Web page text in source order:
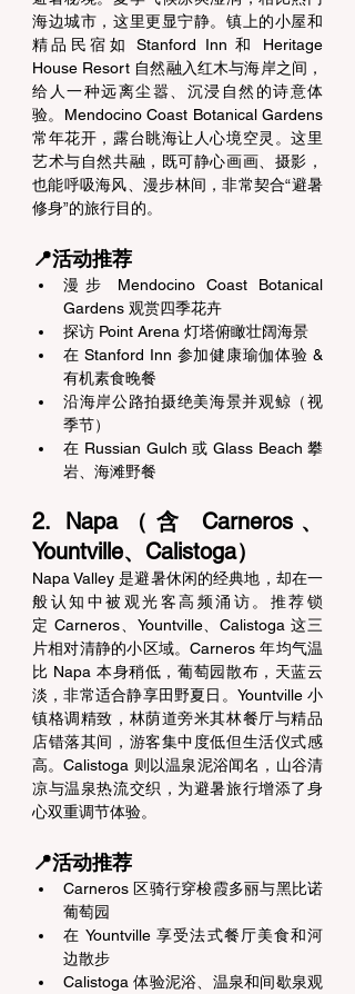
海边城市，这里更显宁静。镇上的小屋和
精品民宿如 Stanford Inn 和 Heritage
House Resort 自然融入红木与海岸之间，
给人一种远离尘嚣、沉浸自然的诗意体
验。Mendocino Coast Botanical Gardens
常年花开，露台眺海让人心境空灵。这里
艺术与自然共融，既可静心画画、摄影，
也能呼吸海风、漫步林间，非常契合“避暑
修身”的旅行目的。
📍活动推荐
漫步 Mendocino Coast Botanical
Gardens 观赏四季花卉
探访 Point Arena 灯塔俯瞰壮阔海景
在 Stanford Inn 参加健康瑜伽体验 &
有机素食晚餐
沿海岸公路拍摄绝美海景并观鲸（视
季节）
在 Russian Gulch 或 Glass Beach 攀
岩、海滩野餐
2. Napa（含 Carneros、
Yountville、Calistoga）
Napa Valley 是避暑休闲的经典地，却在一
般认知中被观光客高频涌访。推荐锁
定 Carneros、Yountville、Calistoga 这三
片相对清静的小区域。Carneros 年均气温
比 Napa 本身稍低，葡萄园散布，天蓝云
淡，非常适合静享田野夏日。Yountville 小
镇格调精致，林荫道旁米其林餐厅与精品
店错落其间，游客集中度低但生活仪式感
高。Calistoga 则以温泉泥浴闻名，山谷清
凉与温泉热流交织，为避暑旅行增添了身
心双重调节体验。
📍活动推荐
Carneros 区骑行穿梭霞多丽与黑比诺
葡萄园
在 Yountville 享受法式餐厅美食和河
边散步
Calistoga 体验泥浴、温泉和间歇泉观